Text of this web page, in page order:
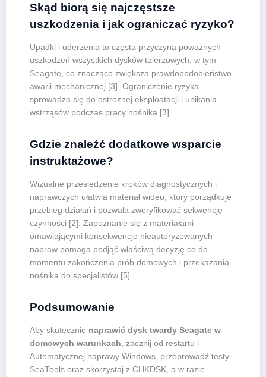
Skąd biorą się najczęstsze
uszkodzenia i jak ograniczać ryzyko?
Upadki i uderzenia to częsta przyczyna poważnych
uszkodzeń wszystkich dysków talerzowych, w tym
Seagate, co znacząco zwiększa prawdopodobieństwo
awarii mechanicznej [3]. Ograniczenie ryzyka
sprowadza się do ostrożnej eksploatacji i unikania
wstrząsów podczas pracy nośnika [3].
Gdzie znaleźć dodatkowe wsparcie
instruktażowe?
Wizualne prześledzenie kroków diagnostycznych i
naprawczych ułatwia materiał wideo, który porządkuje
przebieg działań i pozwala zweryfikować sekwencję
czynności [2]. Zapoznanie się z materiałami
omawiającymi konsekwencje nieautoryzowanych
napraw pomaga podjąć właściwą decyzję co do
momentu zakończenia prób domowych i przekazania
nośnika do specjalistów [5].
Podsumowanie
Aby skutecznie naprawić dysk twardy Seagate w
domowych warunkach , zacznij od restartu i
Automatycznej naprawy Windows, przeprowadź testy
SeaTools oraz skorzystaj z CHKDSK, a w razie